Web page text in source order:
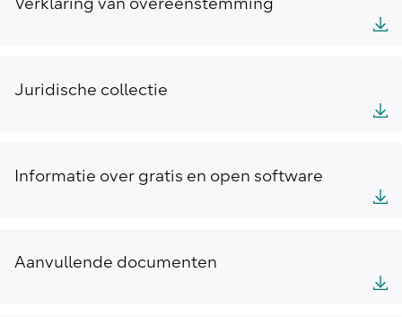
Verklaring van overeenstemming
Juridische collectie
Informatie over gratis en open software
Aanvullende documenten